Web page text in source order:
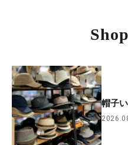
帽子